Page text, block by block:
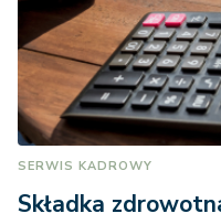
SERWIS KADROWY
Składka